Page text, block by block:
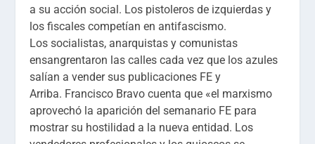
a su acción social. Los pistoleros de izquierdas y
los fiscales competían en antifascismo.
Los socialistas, anarquistas y comunistas
ensangrentaron las calles cada vez que los azules
salían a vender sus publicaciones FE y
Arriba. Francisco Bravo cuenta que «el marxismo
aprovechó la aparición del semanario FE para
mostrar su hostilidad a la nueva entidad. Los